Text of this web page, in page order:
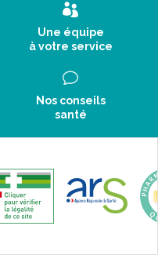
Une équipe
à votre service
Nos conseils
santé